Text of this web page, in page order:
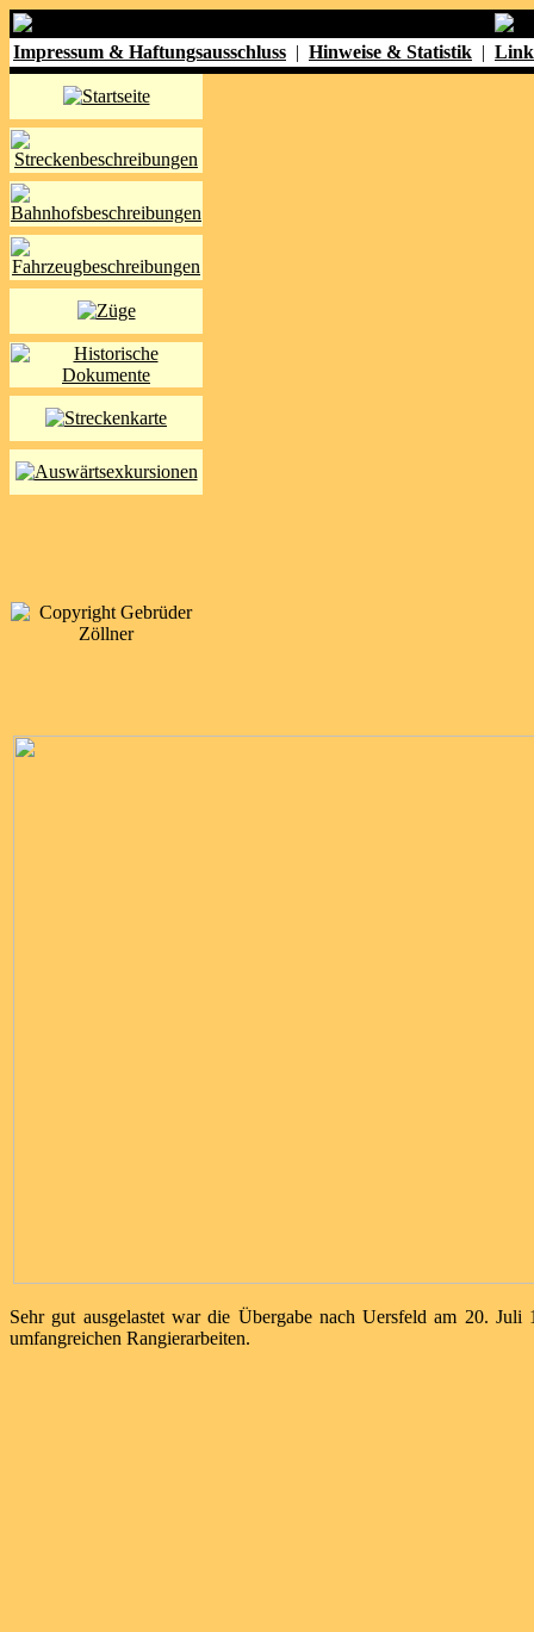
Impressum & Haftungsausschluss | Hinweise & Statistik |
Sehr gut ausgelastet war die Übergabe nach Uersfeld am 20.
umfangreichen Rangierarbeiten.